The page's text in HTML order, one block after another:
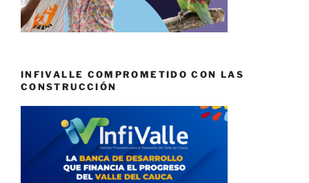
INFIVALLE COMPROMETIDO CON LAS
CONSTRUCCIÓN